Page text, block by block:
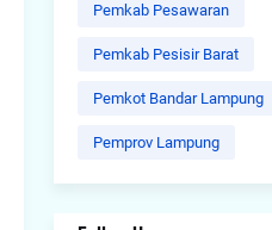
Pemkab Pesawaran
Pemkab Pesisir Barat
Pemkot Bandar Lampung
Pemprov Lampung